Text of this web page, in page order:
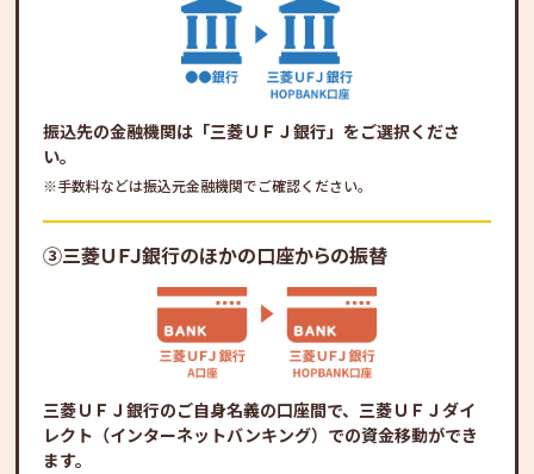
振込先の金融機関は「三菱ＵＦＪ銀行」をご選択くださ
い。
※手数料などは振込元金融機関でご確認ください。
③三菱ＵＦＪ銀行のほかの口座からの振替
三菱ＵＦＪ銀行のご自身名義の口座間で、三菱ＵＦＪダイ
レクト（インターネットバンキング）での資金移動ができ
ます。